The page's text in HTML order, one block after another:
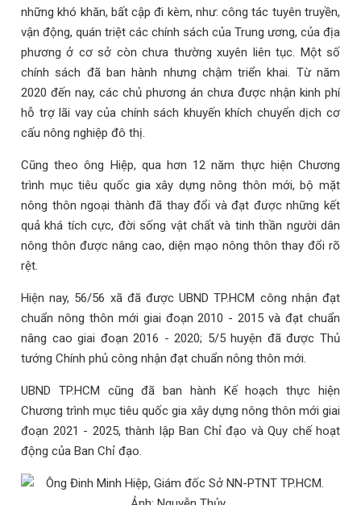
những khó khăn, bất cập đi kèm, như: công tác tuyên truyền,
vận động, quán triệt các chính sách của Trung ương, của địa
phương ở cơ sở còn chưa thường xuyên liên tục. Một số
chính sách đã ban hành nhưng chậm triển khai. Từ năm
2020 đến nay, các chủ phương án chưa được nhận kinh phí
hỗ trợ lãi vay của chính sách khuyến khích chuyển dịch cơ
cấu nông nghiệp đô thị.
Cũng theo ông Hiệp, qua hơn 12 năm thực hiện Chương
trình mục tiêu quốc gia xây dựng nông thôn mới, bộ mặt
nông thôn ngoại thành đã thay đổi và đạt được những kết
quả khá tích cực, đời sống vật chất và tinh thần người dân
nông thôn được nâng cao, diện mạo nông thôn thay đổi rõ
rệt.
Hiện nay, 56/56 xã đã được UBND TP.HCM công nhận đạt
chuẩn nông thôn mới giai đoạn 2010 - 2015 và đạt chuẩn
nâng cao giai đoạn 2016 - 2020; 5/5 huyện đã được Thủ
tướng Chính phủ công nhận đạt chuẩn nông thôn mới.
UBND TP.HCM cũng đã ban hành Kế hoạch thực hiện
Chương trình mục tiêu quốc gia xây dựng nông thôn mới giai
đoạn 2021 - 2025, thành lập Ban Chỉ đạo và Quy chế hoạt
động của Ban Chỉ đạo.